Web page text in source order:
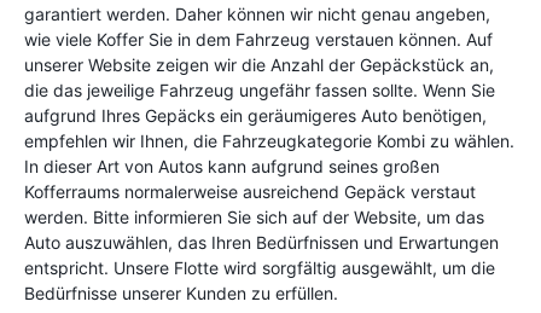
garantiert werden. Daher können wir nicht genau angeben,
wie viele Koffer Sie in dem Fahrzeug verstauen können. Auf
unserer Website zeigen wir die Anzahl der Gepäckstück an,
die das jeweilige Fahrzeug ungefähr fassen sollte. Wenn Sie
aufgrund Ihres Gepäcks ein geräumigeres Auto benötigen,
empfehlen wir Ihnen, die Fahrzeugkategorie Kombi zu wählen.
In dieser Art von Autos kann aufgrund seines großen
Kofferraums normalerweise ausreichend Gepäck verstaut
werden. Bitte informieren Sie sich auf der Website, um das
Auto auszuwählen, das Ihren Bedürfnissen und Erwartungen
entspricht. Unsere Flotte wird sorgfältig ausgewählt, um die
Bedürfnisse unserer Kunden zu erfüllen.